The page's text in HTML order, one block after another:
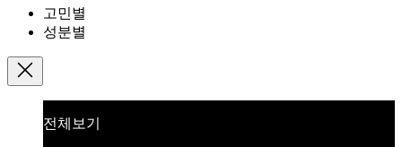
고민별
성분별
전체보기